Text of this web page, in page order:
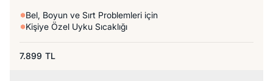
Bel, Boyun ve Sırt Problemleri için
Kişiye Özel Uyku Sıcaklığı
7.899 TL